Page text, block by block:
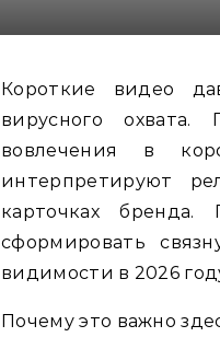
Короткие видео давно перестали быть только инструментом SMM для
вирусного
вовлечения в
интерпретируют
карточках
сформировать
видимости в 2026
Почему это важно